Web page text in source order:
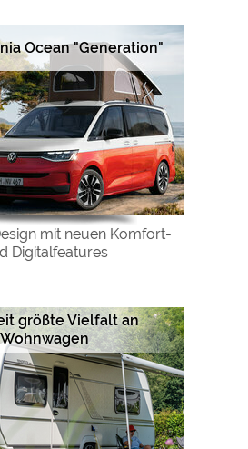
Ocean "Generation"
mit neuen Komfort-
Digitalfeatures
größte Vielfalt an
Wohnwagen